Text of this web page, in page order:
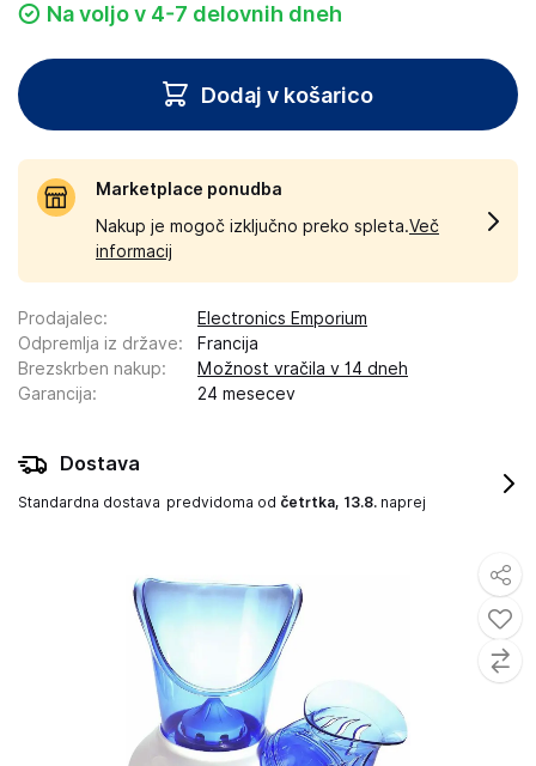
Na voljo v 4-7 delovnih dneh
Dodaj v košarico
Marketplace ponudba
Nakup je mogoč izključno preko spleta.Več
informacij
Prodajalec:
Electronics Emporium
Odpremlja iz države:
Francija
Brezskrben nakup:
Možnost vračila v 14 dneh
Garancija: 24 mesecev
Dostava
Standardna dostava predvidoma od četrtka, 13.8. naprej